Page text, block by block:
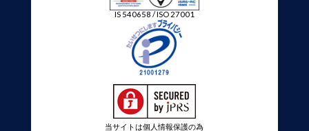
IS 540658 / ISO 27001
当サイトは個人情報保護の為